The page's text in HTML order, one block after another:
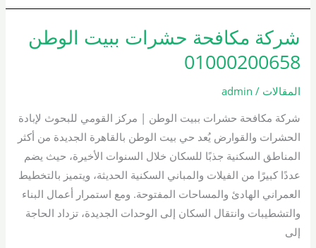
شركة مكافحة حشرات ببيت الوطن
01000200658
المقالات /
admin
شركة مكافحة حشرات ببيت الوطن | مركز القومي للبحوث لإبادة
الحشرات والقوارض يُعد حي بيت الوطن بالقاهرة الجديدة من أكثر
المناطق السكنية جذبًا للسكان خلال السنوات الأخيرة، حيث يضم
عددًا كبيرًا من الفيلات والمباني السكنية الحديثة، ويتميز بالتخطيط
العمراني الهادئ والمساحات المفتوحة. ومع استمرار أعمال البناء
والتشطيبات وانتقال السكان إلى الوحدات الجديدة، تزداد الحاجة
إلى
شركة
مكافحة
حشرات
ببيت
01000200658